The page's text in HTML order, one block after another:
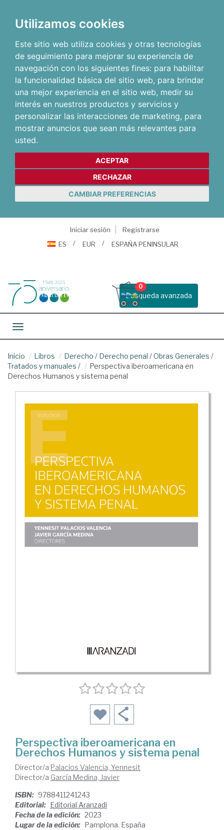
Utilizamos cookies
Este sitio web utiliza cookies y otras tecnologías
de seguimiento para mejorar su experiencia de
navegación con los siguientes fines: para habilitar
la funcionalidad básica del sitio web, para brindar
una mejor experiencia en el sitio web, medir su
interés en nuestros productos y servicios y
personalizar las interacciones de marketing, para
mostrar anuncios que sean más relevantes para
usted.
ACEPTAR
RECHAZAR
CAMBIAR PREFERENCIAS
Iniciar sesión
Registrarse
ES
EUR ESPAÑA PENINSULAR
Busqueda avanzada
0
Toggle navigation
Inicio Libros Derecho / Derecho penal /Obras Generales /
Tratados y manuales /
Perspectiva iberoamericana en
Derechos Humanos y sistema penal
Perspectiva iberoamericana en
Derechos Humanos y sistema penal
Director/a Palacios Valencia, Yennesit
Director/a García Medina, Javier
ISBN: 9788411241243
Editorial: Editorial Aranzadi
Fecha de la edición: 2023
Lugar de la edición: Pamplona. España